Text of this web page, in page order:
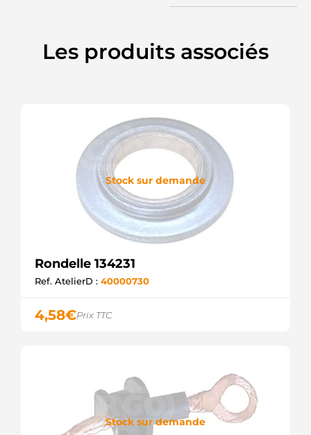
Les produits associés
Stock sur demande
Rondelle 134231
Ref. AtelierD : 40000730
4,58€Prix TTC
Stock sur demande